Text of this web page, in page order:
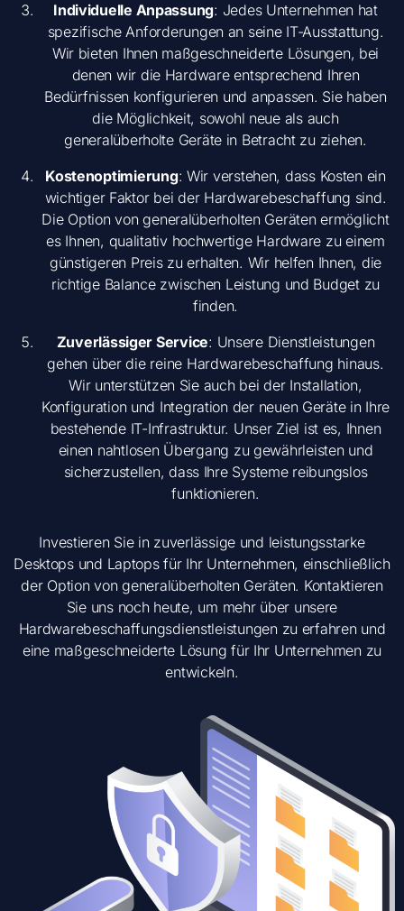
Individuelle Anpassung: Jedes Unternehmen hat
spezifische Anforderungen an seine IT-Ausstattung.
Wir bieten Ihnen maßgeschneiderte Lösungen, bei
denen wir die Hardware entsprechend Ihren
Bedürfnissen konfigurieren und anpassen. Sie haben
die Möglichkeit, sowohl neue als auch
generalüberholte Geräte in Betracht zu ziehen.
Kostenoptimierung: Wir verstehen, dass Kosten ein
wichtiger Faktor bei der Hardwarebeschaffung sind.
Die Option von generalüberholten Geräten ermöglicht
es Ihnen, qualitativ hochwertige Hardware zu einem
günstigeren Preis zu erhalten. Wir helfen Ihnen, die
richtige Balance zwischen Leistung und Budget zu
finden.
Zuverlässiger Service: Unsere Dienstleistungen
gehen über die reine Hardwarebeschaffung hinaus.
Wir unterstützen Sie auch bei der Installation,
Konfiguration und Integration der neuen Geräte in Ihre
bestehende IT-Infrastruktur. Unser Ziel ist es, Ihnen
einen nahtlosen Übergang zu gewährleisten und
sicherzustellen, dass Ihre Systeme reibungslos
funktionieren.
Investieren Sie in zuverlässige und leistungsstarke
Desktops und Laptops für Ihr Unternehmen, einschließlich
der Option von generalüberholten Geräten. Kontaktieren
Sie uns noch heute, um mehr über unsere
Hardwarebeschaffungsdienstleistungen zu erfahren und
eine maßgeschneiderte Lösung für Ihr Unternehmen zu
entwickeln.